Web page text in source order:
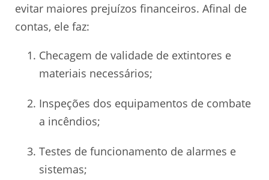
evitar maiores prejuízos financeiros. Afinal de
contas, ele faz:
Checagem de validade de extintores e
materiais necessários;
Inspeções dos equipamentos de combate
a incêndios;
Testes de funcionamento de alarmes e
sistemas;